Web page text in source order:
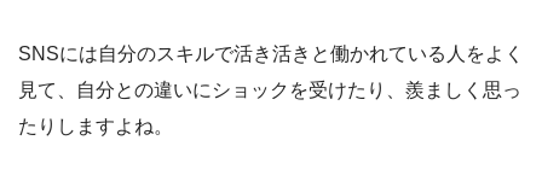
SNSには自分のスキルで活き活きと働かれている人をよく
見て、自分との違いにショックを受けたり、羨ましく思っ
たりしますよね。